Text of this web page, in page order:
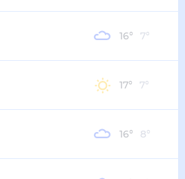
16° 7°
17° 7°
16° 8°